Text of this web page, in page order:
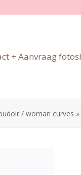
+ Aanvraag
/ woman curves »